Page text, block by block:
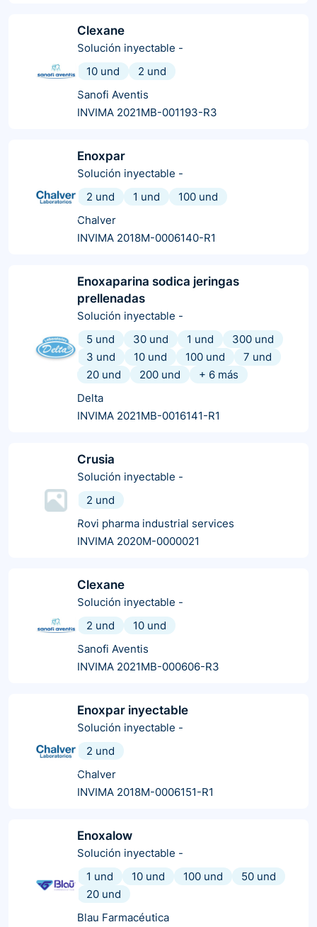
Clexane
Solución inyectable -
10 und
2 und
Sanofi Aventis
INVIMA 2021MB-001193-R3
Enoxpar
Solución inyectable -
2 und
1 und
100 und
Chalver
INVIMA 2018M-0006140-R1
Enoxaparina sodica jeringas
prellenadas
Solución inyectable -
5 und
30 und 1 und
300 und
3 und
10 und 100 und
7 und
20 und
200 und + 6 más
Delta
INVIMA 2021MB-0016141-R1
Crusia
Solución inyectable -
2 und
Rovi pharma industrial services
INVIMA 2020M-0000021
Clexane
Solución inyectable -
2 und
10 und
Sanofi Aventis
INVIMA 2021MB-000606-R3
Enoxpar inyectable
Solución inyectable -
2 und
Chalver
INVIMA 2018M-0006151-R1
Enoxalow
Solución inyectable -
1 und
10 und 100 und
50 und
20 und
Blau Farmacéutica